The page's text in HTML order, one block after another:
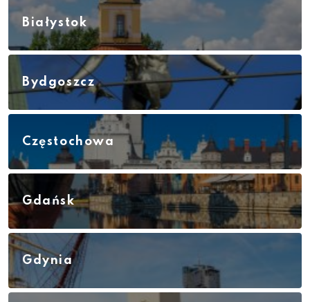
Białystok
Bydgoszcz
Częstochowa
Gdańsk
Gdynia